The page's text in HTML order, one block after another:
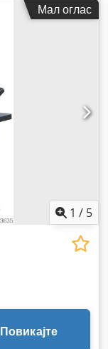
Мал оглас
1 / 5
Повикајте